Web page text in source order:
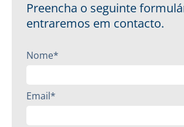
Preencha o seguinte
entraremos em contacto.
Nome*
Email*